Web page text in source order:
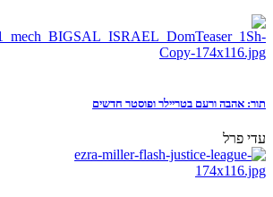
תור: אהבה ורעם בטריילר ופוסטר חדשים
עדי פרל